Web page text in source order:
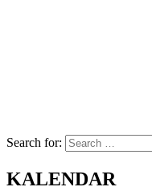
Search for:
KALENDAR